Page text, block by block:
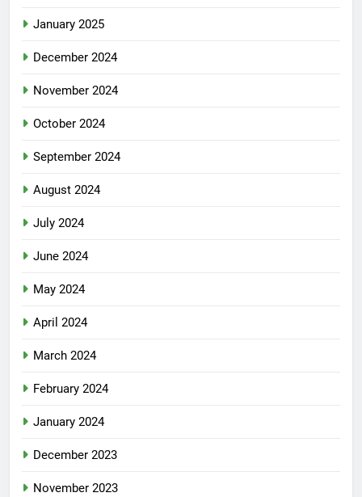
January 2025
December 2024
November 2024
October 2024
September 2024
August 2024
July 2024
June 2024
May 2024
April 2024
March 2024
February 2024
January 2024
December 2023
November 2023